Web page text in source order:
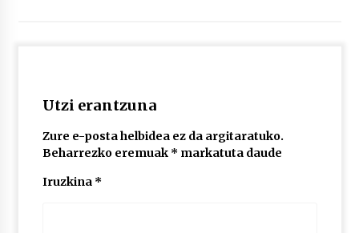
Utzi erantzuna
Zure e-posta helbidea ez da argitaratuko.
Beharrezko eremuak * markatuta daude
Iruzkina *